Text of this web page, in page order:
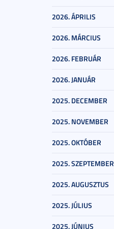
2026. ÁPRILIS
2026. MÁRCIUS
2026. FEBRUÁR
2026. JANUÁR
2025. DECEMBER
2025. NOVEMBER
2025. OKTÓBER
2025. SZEPTEMBER
2025. AUGUSZTUS
2025. JÚLIUS
2025. JÚNIUS